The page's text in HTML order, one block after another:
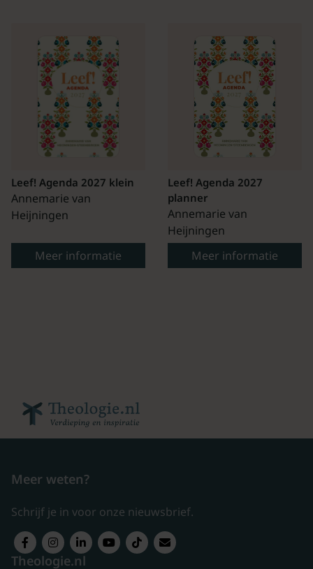
Leef! Agenda 2027 klein
Annemarie van
Heijningen
Meer informatie
Leef! Agenda 2027
planner
Annemarie van
Heijningen
Meer informatie
Meer weten?
Schrijf je in voor onze nieuwsbrief.
Theologie.nl